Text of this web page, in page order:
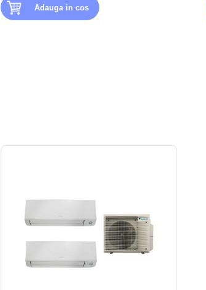
Adauga in cos